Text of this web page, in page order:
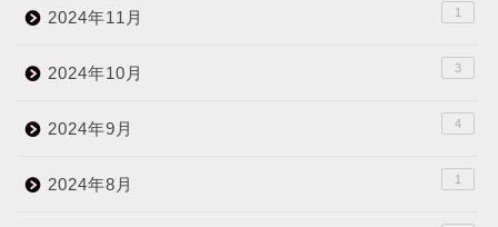
2024年11月 1
2024年10月 3
2024年9月 4
2024年8月 1